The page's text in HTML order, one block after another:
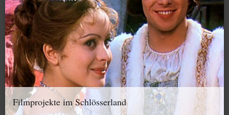
Filmprojekte im Schlösserland